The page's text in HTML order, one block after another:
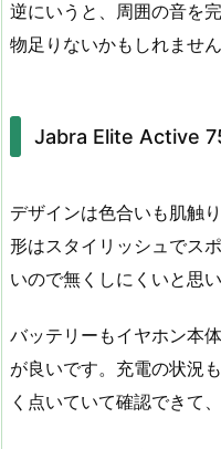
逆にいうと、周囲の音を
物足りないかもしれません
Jabra Elite Active
デザインは色合いも肌触
形はスタイリッシュでス
いので無くしにくいと思い
バッテリーもイヤホン本
が良いです。充電の状況
く点いていて確認できて